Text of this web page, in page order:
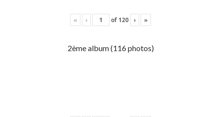
« ‹ of 120 › »
2ème album (116 photos)